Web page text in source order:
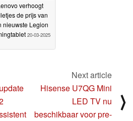
verhoogt
de prijs van
nieuwste Legion
20-03-2025
Next article
Hisense U7QG Mini
LED TV nu
beschikbaar voor pre-
⟩